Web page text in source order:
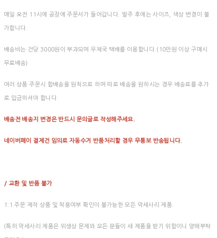
매일 오전 11시에 공장에 주문서가 들어갑니다. 발주 후에는 사이즈, 색상 변경이 불
가합니다.
배송비는 건당 3000원이 부과되며 우체국 택배를 이용합니다.(10만원 이상 구매시
무료배송)
여러 상품 주문시 합배송을 원칙으로 하며 따로 배송을 원하시는 경우 배송료를 추가
로 입금하셔야 합니다.
배송전 배송지 변경은 반드시 문의글로 작성해주세요.
네이버페이 결제건 임의로 자동수거 반품처리할 경우 무통보 반송됩니다.
/ 교환 및 반품 불가
1:1 주문 제작 상품 및 착용여부 확인이 불가능한 모든 악세사리 제품.
(특히 악세사리 제품은 위생상 문제와 모든 분들이 새 제품을 받기 위함이니 양해부탁